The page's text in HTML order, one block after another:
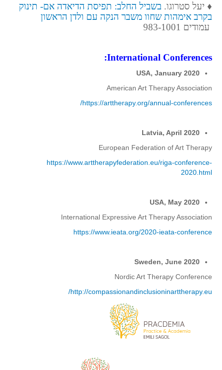
כרך 2, גליון 2, דצמבר 2012
כרך 2, גיליון 1, יוני 2012
חיפוש
♦ יעל סטרוגו. בשביל החלב: תפיסת הדיאדה אם- תינוק
בקרב אימהות שחוו משבר הנקה עם ולדן הראשון
עמודים 983-1001
International Conferences:
USA, January 2020
American Art Therapy Association
https://arttherapy.org/annual-conferences/
Latvia, April 2020
European Federation of Art Therapy
https://www.arttherapyfederation.eu/riga-conference-
2020.html
USA, May 2020
International Expressive Art Therapy Association
https://www.ieata.org/2020-ieata-conference
Sweden, June 2020
Nordic Art Therapy Conference
http://compassionandinclusioninarttherapy.eu/